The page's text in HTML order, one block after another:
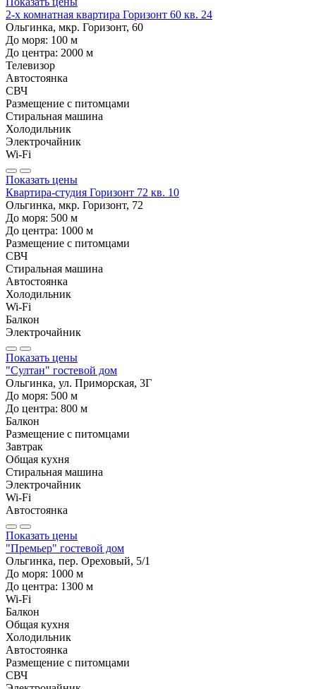
2-х комнатная квартира Горизонт 60 кв. 24
Ольгинка, мкр. Горизонт, 60
До моря: 100 м
До центра: 2000 м
Телевизор
Автостоянка
СВЧ
Размещение с питомцами
Стиральная машина
Холодильник
Электрочайник
Wi-Fi
Показать цены
Квартира-студия Горизонт 72 кв. 10
Ольгинка, мкр. Горизонт, 72
До моря: 500 м
До центра: 1000 м
Размещение с питомцами
СВЧ
Стиральная машина
Автостоянка
Холодильник
Wi-Fi
Балкон
Электрочайник
Показать цены
"Султан" гостевой дом
Ольгинка, ул. Приморская, 3Г
До моря: 500 м
До центра: 800 м
Балкон
Размещение с питомцами
Завтрак
Общая кухня
Стиральная машина
Электрочайник
Wi-Fi
Автостоянка
Показать цены
"Премьер" гостевой дом
Ольгинка, пер. Ореховый, 5/1
До моря: 1000 м
До центра: 1300 м
Wi-Fi
Балкон
Общая кухня
Холодильник
Автостоянка
Размещение с питомцами
СВЧ